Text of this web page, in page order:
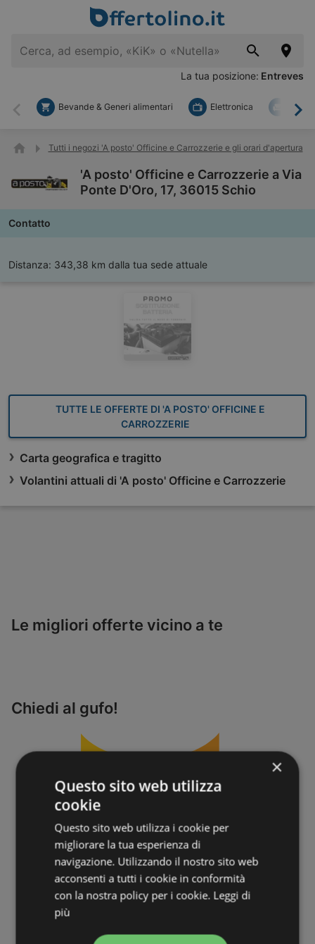
La tua posizione: Entreves
Indietro
Bevande & Generi alimentari Elettronica Fai
Tutti i negozi 'A posto' Officine e Carrozzerie e gli orari d'apertura
'A posto' Officine e Carrozzerie a Via
Ponte D'Oro, 17, 36015 Schio
Contatto
Distanza: 343,38 km dalla tua sede attuale
TUTTE LE OFFERTE DI 'A POSTO' OFFICINE E
CARROZZERIE
Carta geografica e tragitto
Volantini attuali di 'A posto' Officine e Carrozzerie
Le migliori offerte vicino a te
Chiedi al gufo!
×
Questo sito web utilizza
cookie
Questo sito web utilizza i cookie per
migliorare la tua esperienza di
navigazione. Utilizzando il nostro sito web
acconsenti a tutti i cookie in conformità
con la nostra policy per i cookie. Leggi di
più